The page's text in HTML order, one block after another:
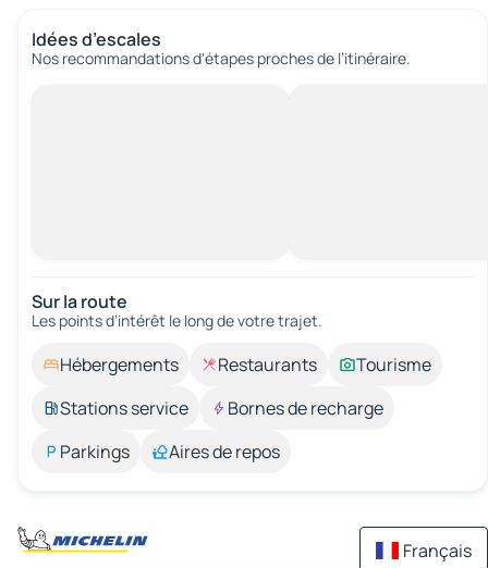
Idées d’escales
Nos recommandations d'étapes proches de l’itinéraire.
Sur la route
Les points d’intérêt le long de votre trajet.
Hébergements Restaurants
Tourisme
Stations service
Bornes de recharge
Parkings
Aires de repos
Français